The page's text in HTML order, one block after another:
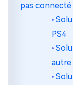
pas connecté
PS4
autre